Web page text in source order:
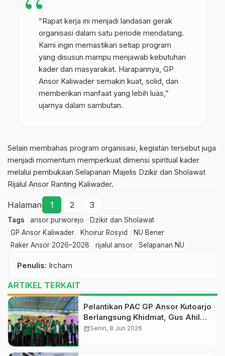
“Rapat kerja ini menjadi landasan gerak
organisasi dalam satu periode mendatang.
Kami ingin memastikan setiap program
yang disusun mampu menjawab kebutuhan
kader dan masyarakat. Harapannya, GP
Ansor Kaliwader semakin kuat, solid, dan
memberikan manfaat yang lebih luas,”
ujarnya dalam sambutan.
Selain membahas program organisasi, kegiatan tersebut juga
menjadi momentum memperkuat dimensi spiritual kader
melalui pembukaan Selapanan Majelis Dzikir dan Sholawat
Rijalul Ansor Ranting Kaliwader.
Halaman 1 2 3
Tags ansor purworejo
Dzikir dan Sholawat
GP Ansor Kaliwader
Khoirur Rosyid
NU Bener
Raker Ansor 2026–2028
rijalul ansor Selapanan NU
Penulis: Ircham
ARTIKEL TERKAIT
Pelantikan PAC GP Ansor Kutoarjo
Berlangsung Khidmat, Gus Ahil
Ingatkan Ansor Harus Bermanfaat
calendar_monthSenin, 8 Jun 2026